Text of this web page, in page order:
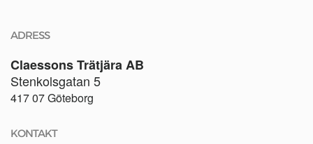
ADRESS
Claessons Trätjära AB
Stenkolsgatan 5
417 07 Göteborg
KONTAKT